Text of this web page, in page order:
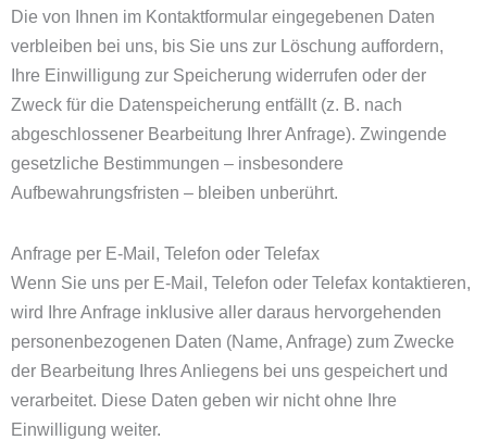
Die von Ihnen im Kontaktformular eingegebenen Daten
verbleiben bei uns, bis Sie uns zur Löschung auffordern,
Ihre Einwilligung zur Speicherung widerrufen oder der
Zweck für die Datenspeicherung entfällt (z. B. nach
abgeschlossener Bearbeitung Ihrer Anfrage). Zwingende
gesetzliche Bestimmungen – insbesondere
Aufbewahrungsfristen – bleiben unberührt.
Anfrage per E-Mail, Telefon oder Telefax
Wenn Sie uns per E-Mail, Telefon oder Telefax kontaktieren,
wird Ihre Anfrage inklusive aller daraus hervorgehenden
personenbezogenen Daten (Name, Anfrage) zum Zwecke
der Bearbeitung Ihres Anliegens bei uns gespeichert und
verarbeitet. Diese Daten geben wir nicht ohne Ihre
Einwilligung weiter.